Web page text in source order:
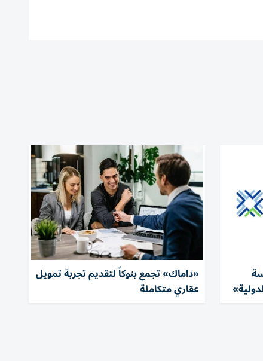
«داماك» تجمع بنوكاً لتقديم تجربة تمويل
عقاري متكاملة